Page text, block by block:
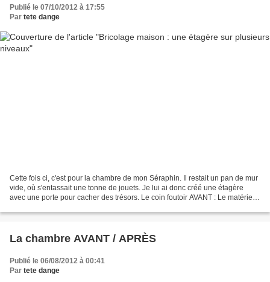
Publié le 07/10/2012 à 17:55
Par tete dange
Cette fois ci, c'est pour la chambre de mon Séraphin. Il restait un pan de mur
vide, où s'entassait une tonne de jouets. Je lui ai donc créé une étagère
avec une porte pour cacher des trésors. Le coin foutoir AVANT : Le matériel 6
La chambre AVANT / APRÈS
Publié le 06/08/2012 à 00:41
Par tete dange